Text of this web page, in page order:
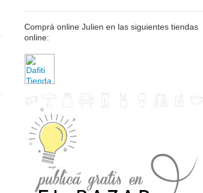
Comprá online Julien en las siguientes tiendas
online: